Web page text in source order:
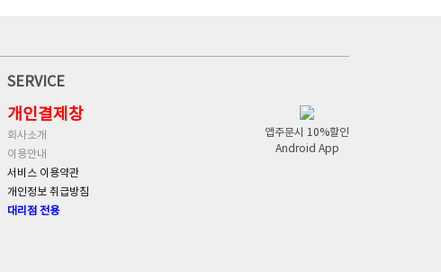
SERVICE
앱주문시 10%할인
Android App
개인결제창
회사소개
이용안내
서비스 이용약관
개인정보 취급방침
대리점 전용